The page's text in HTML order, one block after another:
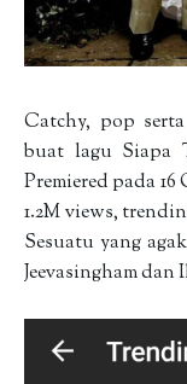
Catchy, pop
buat lagu Siapa
Premiered pada 16
1.2M views,
Sesuatu yang
Jeevasingham